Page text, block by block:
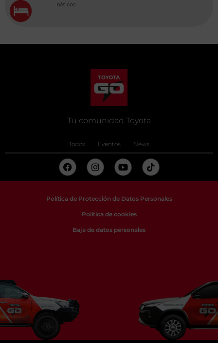
básicos.
Tu comunidad Toyota
Todos Eventos News
Política de Protección de Datos Personales
Política de cookies
Baja de datos personales